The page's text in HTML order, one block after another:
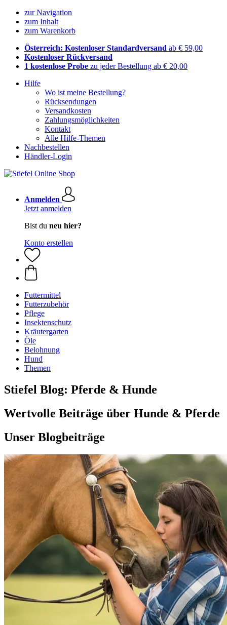
zur Navigation
zum Inhalt
zum Warenkorb
Österreich: Kostenloser Standardversand ab € 59,00
Kostenloser Rückversand
1 kostenlose Probe zu jeder Bestellung ab € 20,00
Hilfe
Wo ist meine Bestellung?
Rücksendungen
Versandkosten
Zahlungsmöglichkeiten
Kontakt
Alle Hilfe-Themen
Nachbestellen
Händler-Login
Anmelden
Jetzt anmelden
Bist du neu hier?
Konto erstellen
Futtermittel
Futterzubehör
Pflege
Insektenschutz
Kräutergarten
Öle
Belohnung
Hund
Themen
Stiefel Blog: Pferde & Hunde
Wertvolle Beiträge über Hunde & Pferde
Unser Blogbeiträge